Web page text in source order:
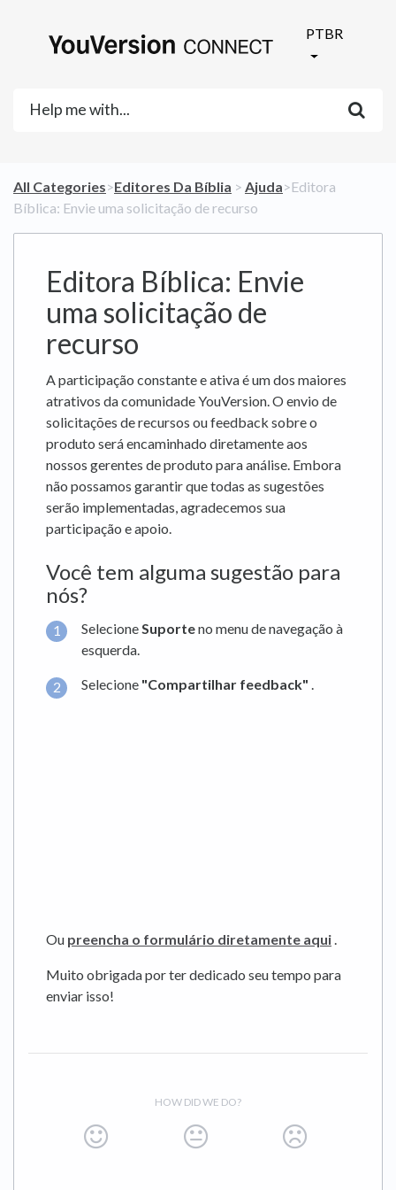
PTBR
All Categories​>​​Editores Da Bíblia ​ > ​ ​Ajuda​>​ Editora
Bíblica: Envie uma solicitação de recurso
Editora Bíblica: Envie
uma solicitação de
recurso
A participação constante e ativa é um dos maiores
atrativos da comunidade YouVersion. O envio de
solicitações de recursos ou feedback sobre o
produto será encaminhado diretamente aos
nossos gerentes de produto para análise. Embora
não possamos garantir que todas as sugestões
serão implementadas, agradecemos sua
participação e apoio.
Você tem alguma sugestão para
nós?
SelecioneSuporteno menu de navegação à
esquerda.
Selecione "Compartilhar feedback" .
Ou preencha o formulário diretamente aqui
Muito obrigada por ter dedicado seu tempo para
enviar isso!
HOW DID WE DO?